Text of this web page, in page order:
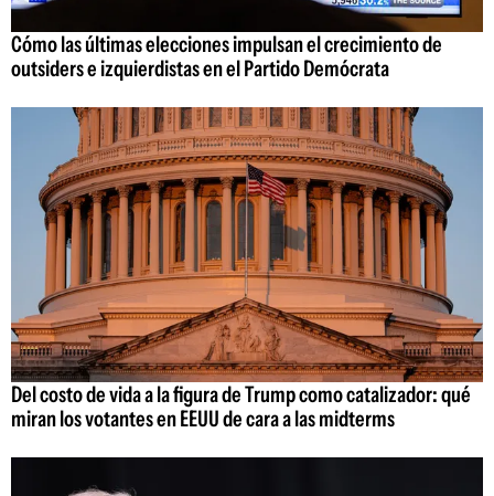
Cómo las últimas elecciones impulsan el crecimiento de
outsiders e izquierdistas en el Partido Demócrata
Del costo de vida a la figura de Trump como catalizador: qué
miran los votantes en EEUU de cara a las midterms